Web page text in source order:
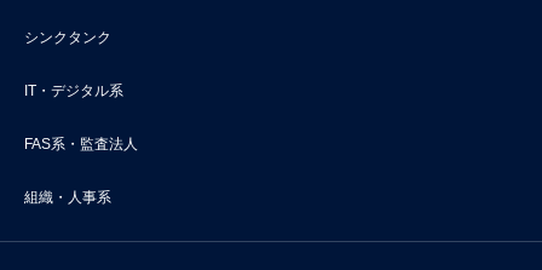
シンクタンク
IT・デジタル系
FAS系・監査法人
組織・人事系